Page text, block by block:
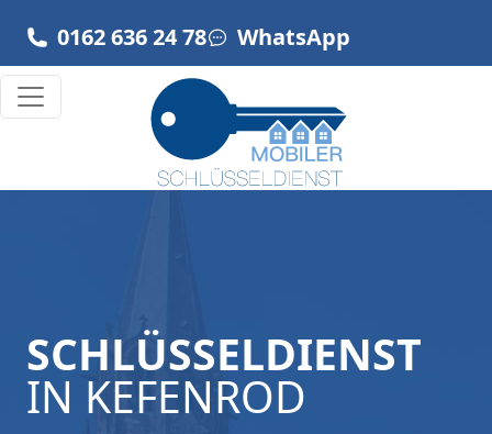
0162 636 24 78 WhatsApp
Hauptnavigation
SCHLÜSSELDIENST
IN KEFENROD